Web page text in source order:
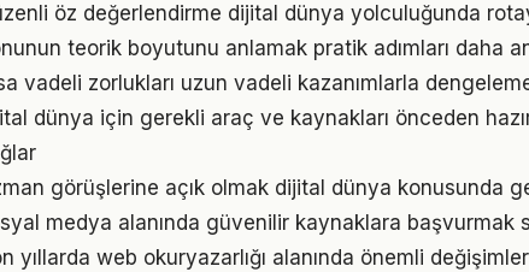
öz değerlendirme dijital dünya yolculuğunda
teorik boyutunu anlamak pratik adımları daha
vadeli zorlukları uzun vadeli kazanımlarla
dünya için gerekli araç ve kaynakları önceden
görüşlerine açık olmak dijital dünya konusunda
medya alanında güvenilir kaynaklara başvurmak
yıllarda web okuryazarlığı alanında önemli